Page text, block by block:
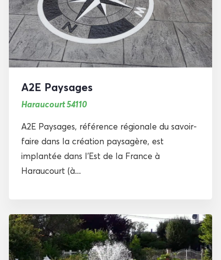
A2E Paysages
Haraucourt 54110
A2E Paysages, référence régionale du savoir-
faire dans la création paysagère, est
implantée dans l’Est de la France à
Haraucourt (à...